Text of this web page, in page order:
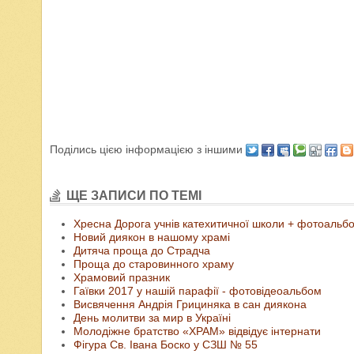
Поділись цією інформацією з іншими
ЩЕ ЗАПИСИ ПО ТЕМІ
Хресна Дорога учнів катехитичної школи +
Новий диякон в нашому храмі
Дитяча проща до Страдча
Проща до старовинного храму
Храмовий празник
Гаївки 2017 у нашій парафії - фотовідеоальбом
Висвячення Андрія Грициняка в сан диякона
День молитви за мир в Україні
Молодіжне братство «ХРАМ» відвідує інтернати
Фігура Св. Івана Боско у СЗШ № 55